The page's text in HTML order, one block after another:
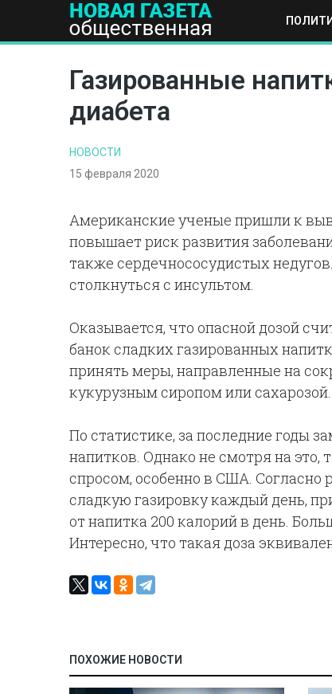
ПОЛИТИКА ОБЩЕСТВО ЭКОНОМИКА
Газированные
диабета
НОВОСТИ
15 февраля 2020
Американские ученые пришли к
повышает риск развития
также сердечнососудистых
столкнуться с инсультом.
Оказывается, что опасной дозой
банок сладких газированных
принять меры, направленные на
кукурузным сиропом или сахарозой.
По статистике, за последние годы
напитков. Однако не смотря на
спросом, особенно в США.
сладкую газировку каждый день,
от напитка 200 калорий в день.
Интересно, что такая доза
ПОХОЖИЕ НОВОСТИ